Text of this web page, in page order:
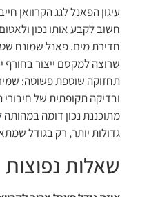
עיגון הפאנל לגג הקרוואן
חשוב לקבע אותו נכון
חדירת מים. פאנל שמונח
שרוצה למקסם ייצור בחורף
תחזוקה שוטפת פשוטה:
ובדיקה תקופתית של
מתוכננת נכון דומה במהותה
גדולות יותר, רק בגודל
שאלות נפוצות